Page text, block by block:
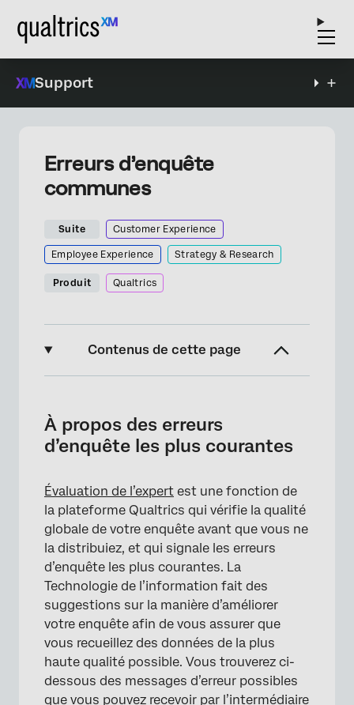
Support
Erreurs d’enquête
communes
Suite Customer Experience
Employee Experience Strategy & Research
Produit Qualtrics
Contenus de cette page
Logique d’affichage non valide
Notation de fin d’enquête non configurée
Traduction incomplète
Questions avec chronomètre ou
métadonnées isolées sur la page
À propos des erreurs
d’enquête les plus courantes
Évaluation de l’expert est une fonction de
la plateforme Qualtrics qui vérifie la qualité
globale de votre enquête avant que vous ne
la distribuiez, et qui signale les erreurs
d’enquête les plus courantes. La
Technologie de l’information fait des
suggestions sur la manière d’améliorer
votre enquête afin de vous assurer que
vous recueillez des données de la plus
haute qualité possible. Vous trouverez ci-
dessous des messages d’erreur possibles
que vous pouvez recevoir par l’intermédiaire